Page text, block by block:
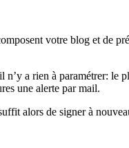
votre blog et de
n’y a rien à paramétrer: le
une alerte par mail.
alors de signer à